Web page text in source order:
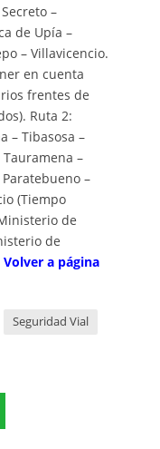
–
de Upía –
– Villavicencio.
en cuenta
frentes de
Ruta 2:
– Tibasosa –
Tauramena –
–
(Tiempo
de
de
Volver a página
Seguridad Vial